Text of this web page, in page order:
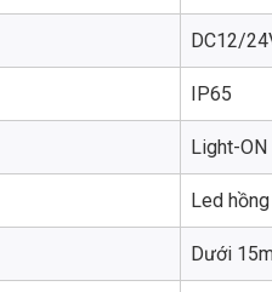
DC12/
IP65
Light-ON
Led
Dưới